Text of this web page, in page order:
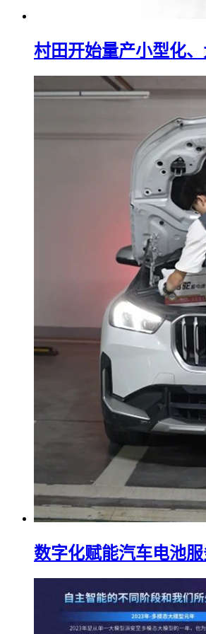
村田开始量产小型化
数字化赋能汽车电池